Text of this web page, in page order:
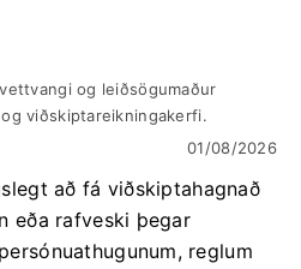
og leiðsögumaður
viðskiptareikningakerfi.
01/08/2026
að fá viðskiptahagnað
eða rafveski þegar
reglum